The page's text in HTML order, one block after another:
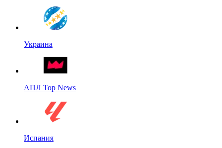
Украина
АПЛ Top News
Испания